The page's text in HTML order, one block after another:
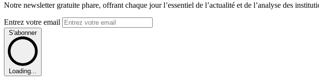
Notre newsletter gratuite phare, offrant chaque jour l’essentiel de l’actualité et de l’analyse des
Entrez votre email
S'abonner
Loading...